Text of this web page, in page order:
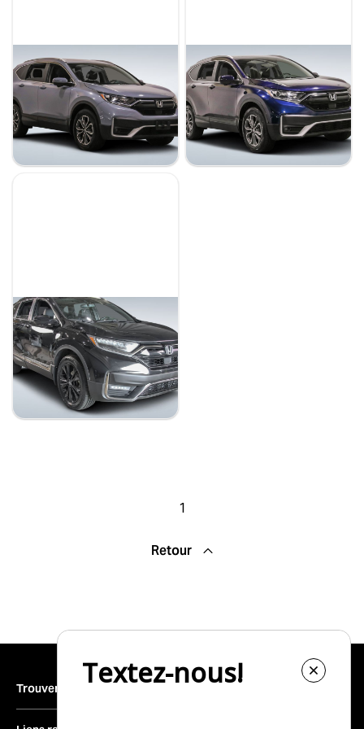
Honda CRV 2022
EX-L
30 698 $
Stock 821693 / NIV 206796
Honda CRV 2022
EX-L
13 676 km
32 498 $
Stock 820885 / NIV 205199
Honda CRV 2021
Black Edition
83 899 km
27 998 $
Stock 821158 / NIV 207313
1
Retour
Trouver un véhicule